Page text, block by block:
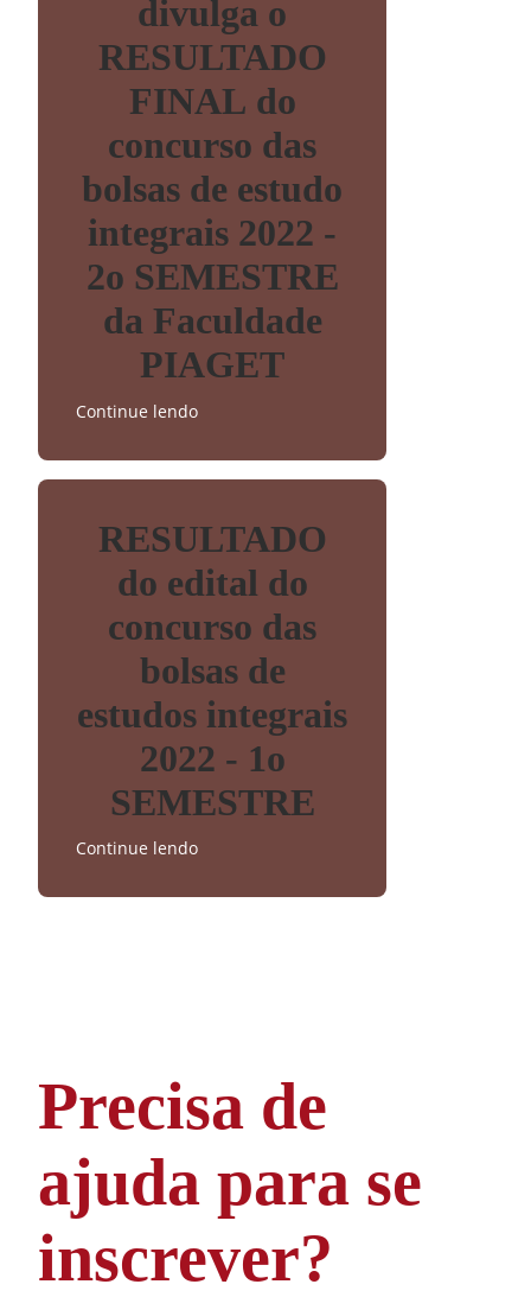
divulga o
RESULTADO
FINAL do
concurso das
bolsas de estudo
integrais 2022 -
2o SEMESTRE
da Faculdade
PIAGET
Continue lendo
RESULTADO
do edital do
concurso das
bolsas de
estudos integrais
2022 - 1o
SEMESTRE
Continue lendo
Precisa de
ajuda para se
inscrever?